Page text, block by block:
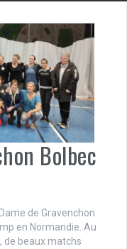
Bolbec
de Gravenchon
en Normandie. Au
beaux matchs